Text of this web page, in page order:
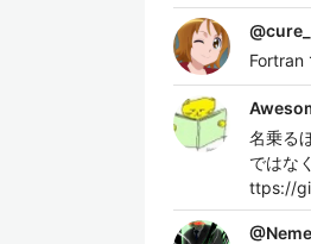
@
名乗る
ではな
ttps://
@